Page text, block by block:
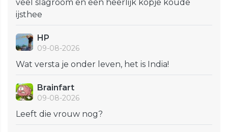
veel slagroom en een heerlijk kopje koude
ijsthee
HP
09-08-2026
Wat versta je onder leven, het is India!
Brainfart
09-08-2026
Leeft die vrouw nog?